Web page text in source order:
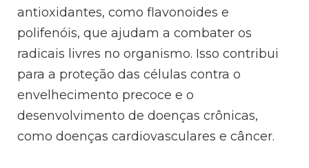
antioxidantes, como flavonoides e
polifenóis, que ajudam a combater os
radicais livres no organismo. Isso contribui
para a proteção das células contra o
envelhecimento precoce e o
desenvolvimento de doenças crônicas,
como doenças cardiovasculares e câncer.